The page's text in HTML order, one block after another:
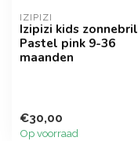
IZIPIZI
Izipizi kids zonnebril
Pastel pink 9-36
maanden
€30,00
Op voorraad